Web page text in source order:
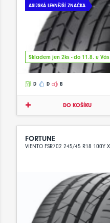
ASIJSKÁ LEVNĚJŠÍ ZNAČKA
Skladem jen 2ks - do 11.8. u Vás
D D B
DO KOŠÍKU
FORTUNE
VIENTO FSR702 245/45 R18 100Y